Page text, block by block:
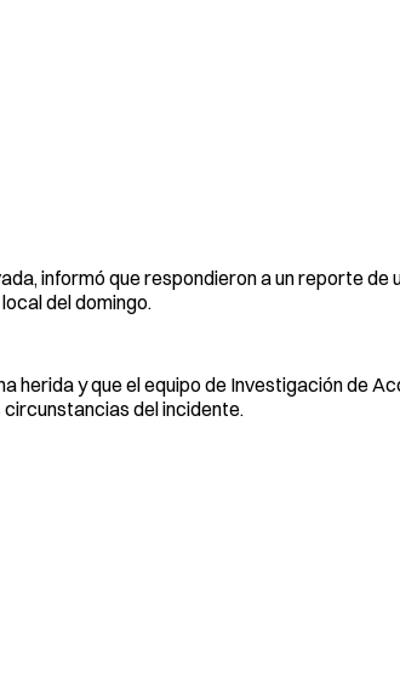
informó que respondieron a un reporte de
del domingo.
herida y que el equipo de Investigación de
del incidente.